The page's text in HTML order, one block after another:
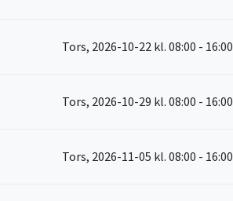
Tors, 2026-10-22 kl. 08:00 - 16:00
Tors, 2026-10-29 kl. 08:00 - 16:00
Tors, 2026-11-05 kl. 08:00 - 16:00